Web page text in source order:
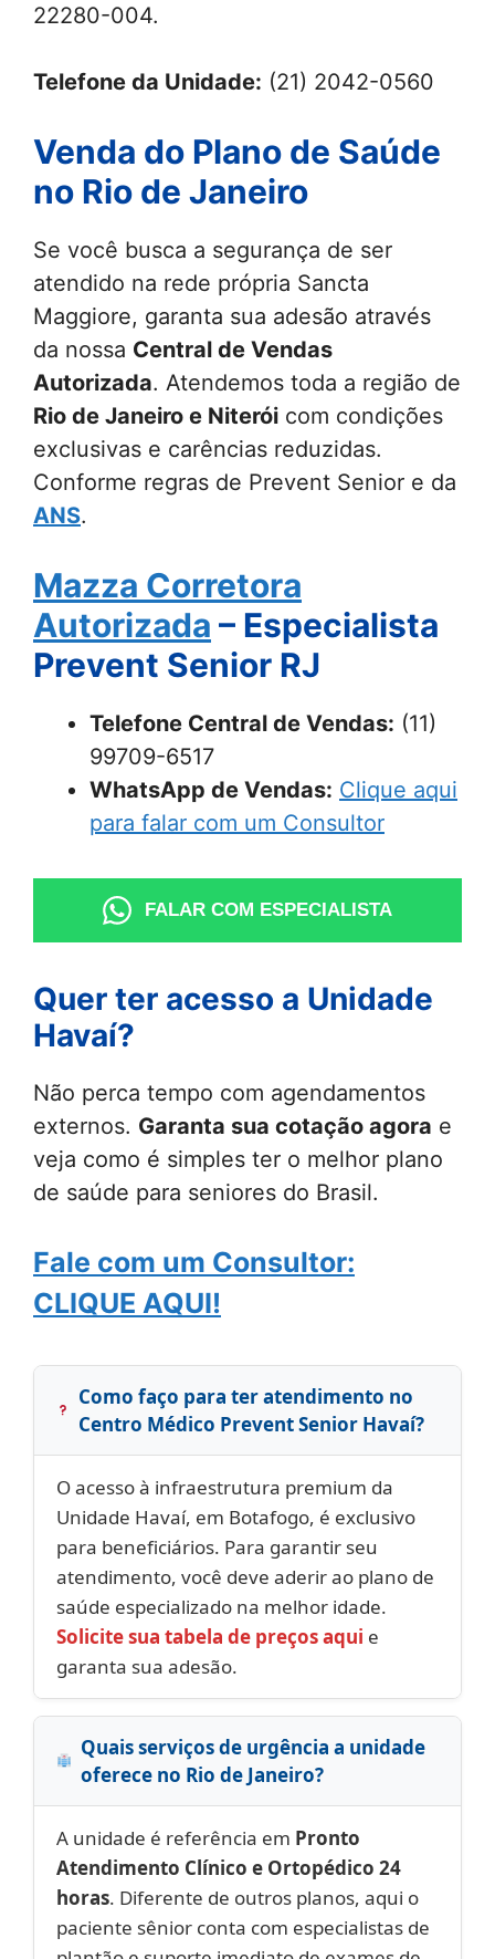
22280-004.
Telefone da Unidade: (21) 2042-0560
Venda do Plano de Saúde
no Rio de Janeiro
Se você busca a segurança de ser
atendido na rede própria Sancta
Maggiore, garanta sua adesão através
da nossa Central de Vendas
Autorizada. Atendemos toda a região de
Rio de Janeiro e Niterói com condições
exclusivas e carências reduzidas.
Conforme regras de Prevent Senior e da
ANS.
Mazza Corretora
Autorizada – Especialista
Prevent Senior RJ
Telefone Central de Vendas: (11)
99709-6517
WhatsApp de Vendas: Clique aqui
para falar com um Consultor
FALAR COM ESPECIALISTA
Quer ter acesso a Unidade
Havaí?
Não perca tempo com agendamentos
externos. Garanta sua cotação agora e
veja como é simples ter o melhor plano
de saúde para seniores do Brasil.
Fale com um Consultor:
CLIQUE AQUI!
Como faço para ter atendimento no
Centro Médico Prevent Senior Havaí?
O acesso à infraestrutura premium da
Unidade Havaí, em Botafogo, é exclusivo
para beneficiários. Para garantir seu
atendimento, você deve aderir ao plano de
saúde especializado na melhor idade.
Solicite sua tabela de preços aqui e
garanta sua adesão.
Quais serviços de urgência a unidade
oferece no Rio de Janeiro?
A unidade é referência em Pronto
Atendimento Clínico e Ortopédico 24
horas. Diferente de outros planos, aqui o
paciente sênior conta com especialistas de